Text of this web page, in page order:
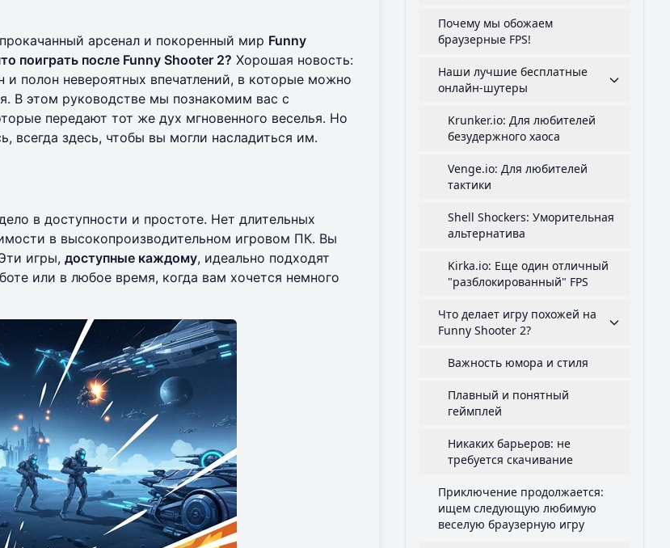
арсенал и покоренный мир Funny
поиграть после Funny Shooter 2? Хорошая новость:
и полон невероятных впечатлений, в которые можно
В этом руководстве мы познакомим вас с
передают тот же дух мгновенного веселья. Но
всегда здесь, чтобы вы могли насладиться им.
в доступности и простоте. Нет длительных
в высокопроизводительном игровом ПК. Вы
игры, доступные каждому, идеально подходят
или в любое время, когда вам хочется немного
Почему мы обожаем
браузерные FPS!
Наши лучшие бесплатные
онлайн-шутеры
Krunker.io: Для любителей
безудержного хаоса
Venge.io: Для любителей
тактики
Shell Shockers: Уморительная
альтернатива
Kirka.io: Еще один отличный
"разблокированный" FPS
Что делает игру похожей на
Funny Shooter 2?
Важность юмора и стиля
Плавный и понятный
геймплей
Никаких барьеров: не
требуется скачивание
Приключение продолжается:
ищем следующую любимую
веселую браузерную игру